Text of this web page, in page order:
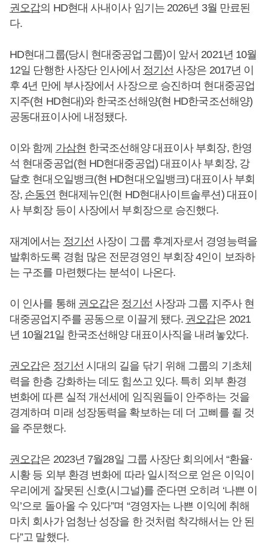
권오갑의 HD현대 사내이사 임기는 2026년 3월 만료된
다.
HD현대그룹(당시 현대중공업그룹)이 앞서 2021년 10월
12일 단행한 사장단 인사에서 정기선 사장은 2017년 이
후 4년 만에 부사장에서 사장으로 승진하며 현대중공업
지주(현 HD현대)와 한국조선해양(현 HD한국조선해양)
공동대표이사에 내정됐다.
이와 함께 가삼현 한국조선해양 대표이사 부회장, 한영
석 현대중공업(현 HD현대중공업) 대표이사 부회장, 강
달호 현대오일뱅크(현 HD현대오일뱅크) 대표이사 부회
장, 손동연 현대제뉴인(현 HD현대사이트솔루션) 대표이
사 부회장 등이 사장에서 부회장으로 승진했다.
재계에서는 정기선 사장이 그룹 후계자로서 경영능력을
발휘하도록 경험 많은 전문경영인 부회장 4인이 보좌하
는 구조를 마련했다는 분석이 나온다.
이 인사를 통해 권오갑은 정기선 사장과 그룹 지주사 현
대중공업지주를 공동으로 이끌게 됐다. 권오갑은 2021
년 10월21일 한국조선해양 대표이사직을 내려놓았다.
권오갑은 정기선 시대의 길을 닦기 위해 그룹의 기초체
력을 한층 강화하는 데도 힘쓰고 있다. 특히 외부 환경
변화에 따른 실적 개선세에 임직원들이 안주하는 것을
경계하며 미래 성장동력을 확보하는 데 더 고삐를 죌 것
을 주문했다.
권오갑은 2023년 7월28일 그룹 사장단 회의에서 “환율·
시황 등 외부 환경 변화에 따라 일시적으로 얻은 이익이
우리에게 잘못된 신호(시그널)를 준다면 오히려 ‘나쁜 이
익’으로 돌아올 수 있다”며 “경영자는 나쁜 이익에 취해
마치 회사가 엄청난 성장을 한 것처럼 착각해서는 안 된
다”고 말했다.